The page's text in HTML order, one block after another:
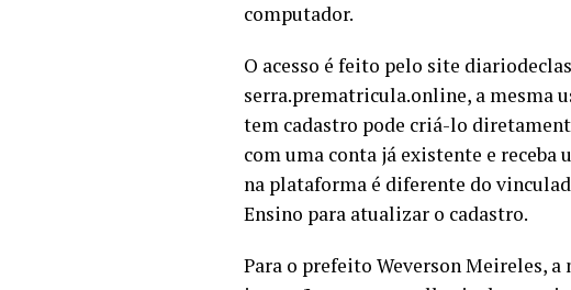
computador.
O acesso é feito pelo site
serra.prematricula.online, a mesma
tem cadastro pode criá-lo
com uma conta já existente e receba
na plataforma é diferente do
Ensino para atualizar o cadastro.
Para o prefeito Weverson Meireles,